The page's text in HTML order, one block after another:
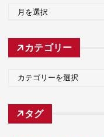
カ
カテゴリー
ゴ
タグ